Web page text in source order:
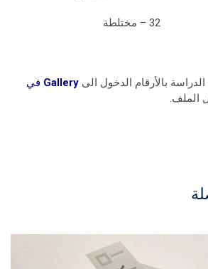
32 – مختلطة
بالأرقام الدخول الى Gallery في
الملف.